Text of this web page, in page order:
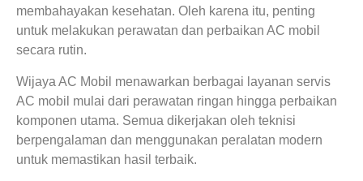
membahayakan kesehatan. Oleh karena itu, penting
untuk melakukan perawatan dan perbaikan AC mobil
secara rutin.
Wijaya AC Mobil menawarkan berbagai layanan servis
AC mobil mulai dari perawatan ringan hingga perbaikan
komponen utama. Semua dikerjakan oleh teknisi
berpengalaman dan menggunakan peralatan modern
untuk memastikan hasil terbaik.